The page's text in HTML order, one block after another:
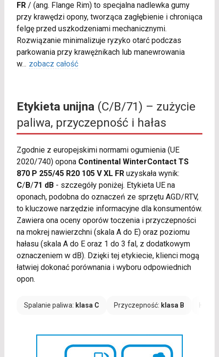
FR/ (ang. Flange Rim) to specjalna nadlewka gumy
przy krawędzi opony, tworząca zagłębienie i chroniąca
felgę przed uszkodzeniami mechanicznymi.
Rozwiązanie minimalizuje ryzyko otarć podczas
parkowania przy krawężnikach lub manewrowania
w... zobacz całość
Etykieta unijna(C/B/71) – zużycie
paliwa, przyczepność i hałas
Zgodnie z europejskimi normami ogumienia (UE
2020/740) opona Continental WinterContact TS
870 P 255/45 R20 105 V XL FRuzyskała wynik:
C/B/71 dB- szczegóły poniżej. Etykieta UE na
oponach, podobna do oznaczeń ze sprzętu AGD/RTV,
to kluczowe narzędzie informacyjne dla konsumentów.
Zawiera ona oceny oporów toczenia i przyczepności
na mokrej nawierzchni (skala A do E) oraz poziomu
hałasu (skala A do E oraz 1 do 3 fal, z dodatkowym
oznaczeniem w dB). Dzięki tej etykiecie, klienci mogą
łatwiej dokonać porównania i wyboru odpowiednich
opon.
Spalanie paliwa: klasa C Przyczepność: klasa B